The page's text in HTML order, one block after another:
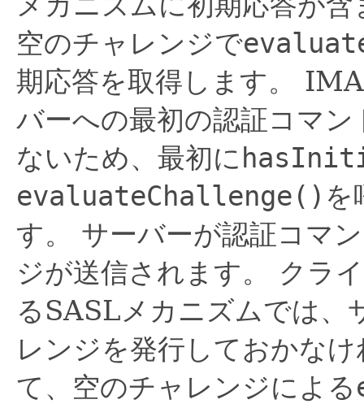
空のチャレンジで
期応答を取得します。
バーへの最初の認証コマ
ないため、最初に
evaluateChallenge() を
す。
サーバーが認証コマ
ジが送信されます。
クラ
るSASLメカニズムでは、
レンジを発行しておかな
て、空のチャレンジによる